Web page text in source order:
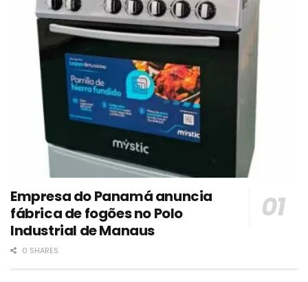
Empresa do Panamá anuncia
fábrica de fogões no Polo
Industrial de Manaus
0 SHARES